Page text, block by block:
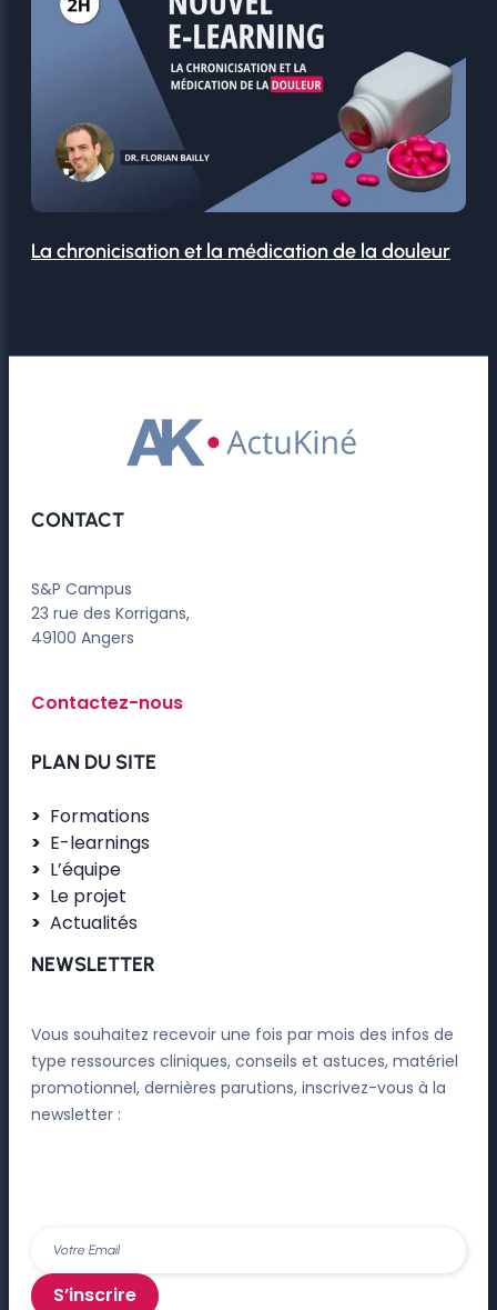
La chronicisation et la médication de la douleur
CONTACT
S&P Campus
23 rue des Korrigans,
49100 Angers
Contactez-nous
PLAN DU SITE
Formations
E-learnings
L’équipe
Le projet
Actualités
NEWSLETTER
Vous souhaitez recevoir une fois par mois des infos de
type ressources cliniques, conseils et astuces, matériel
promotionnel, dernières parutions, inscrivez-vous à la
newsletter :
S’inscrire